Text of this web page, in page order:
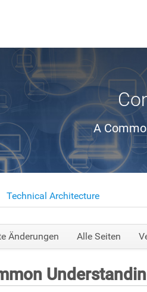
A
Technical Architecture
Änderungen Alle Seiten